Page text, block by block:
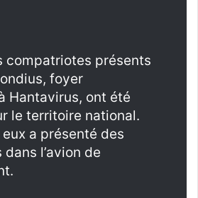
compatriotes présents
foyer
Hantavirus, ont été
le territoire national.
eux a présenté des
l’avion de